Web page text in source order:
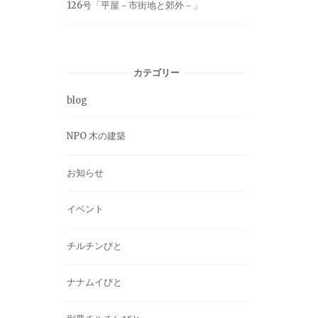
126号「平屋－市街地と郊外－」
カテゴリー
blog
NPO 木の建築
お知らせ
イベント
チルチンびと
ナナムイびと